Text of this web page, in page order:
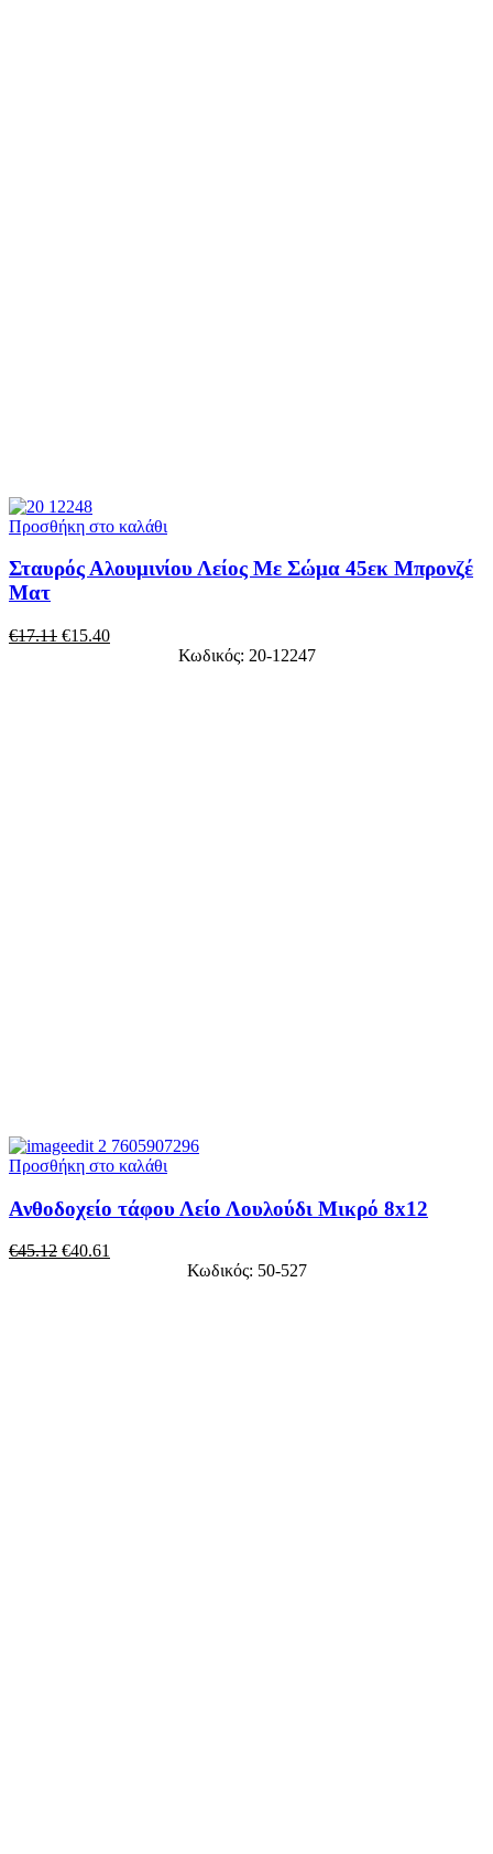
Προσθήκη στο καλάθι
Σταυρός Αλουμινίου Λείος Με Σώμα 45εκ Μπρονζέ
Ματ
€17.11 €15.40
Κωδικός: 20-12247
Προσθήκη στο καλάθι
Ανθοδοχείο τάφου Λείο Λουλούδι Μικρό 8x12
€45.12 €40.61
Κωδικός: 50-527